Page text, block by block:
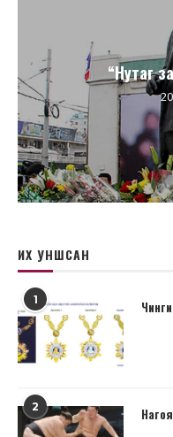
“Нутаг
ИХ УНШСАН
1
2